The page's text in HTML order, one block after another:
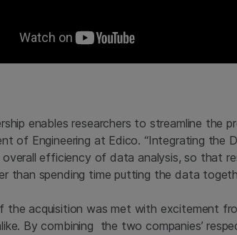
enables researchers to streamline the
of Engineering at Edico. “Integrating the
overall efficiency of data analysis, so that
than spending time putting the data
the acquisition was met with excitement
By combining the two companies’